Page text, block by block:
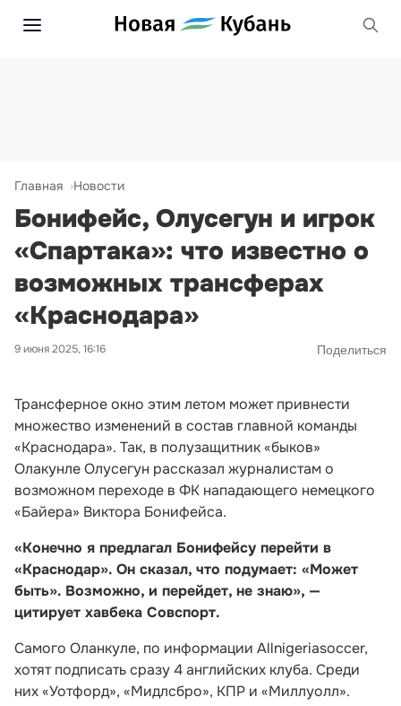
Главная Новости
Бонифейс, Олусегун и игрок
«Спартака»: что известно о
возможных трансферах
«Краснодара»
9 июня 2025, 16:16 Поделиться
Трансферное окно этим летом может привнести
множество изменений в состав главной команды
«Краснодара». Так, в полузащитник «быков»
Олакунле Олусегун рассказал журналистам о
возможном переходе в ФК нападающего немецкого
«Байера» Виктора Бонифейса.
«Конечно я предлагал Бонифейсу перейти в
«Краснодар». Он сказал, что подумает: «Может
быть». Возможно, и перейдет, не знаю», —
цитирует хавбека Совспорт.
Самого Оланкуле, по информации Allnigeriasoccer,
хотят подписать сразу 4 английских клуба. Среди
них «Уотфорд», «Мидлсбро», КПР и «Миллуолл».